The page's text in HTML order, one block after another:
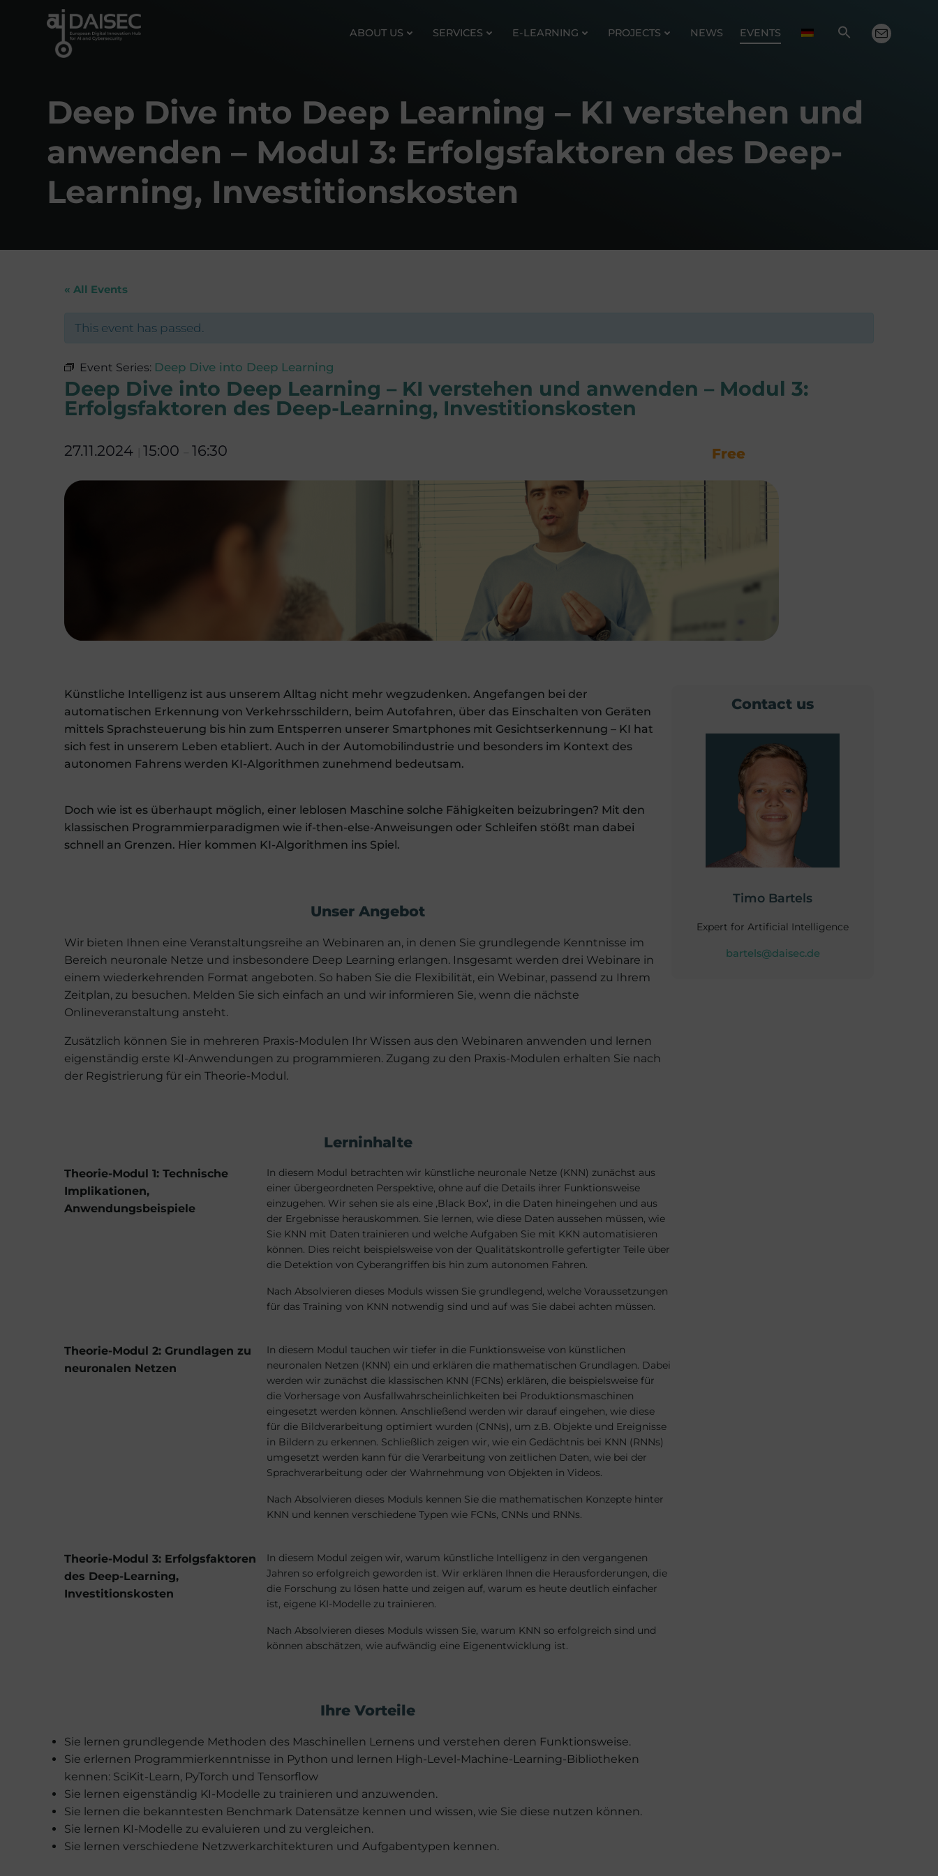
ABOUT US SERVICES E-LEARNING PROJECTS NEWS EVENTS
Deep Dive into Deep Learning – KI verstehen und
anwenden – Modul 3: Erfolgsfaktoren des Deep-
Learning, Investitionskosten
« All Events
This event has passed.
Event Series: Deep Dive into Deep Learning
Deep Dive into Deep Learning – KI verstehen und anwenden – Modul 3:
Erfolgsfaktoren des Deep-Learning, Investitionskosten
27.11.2024 15:00 16:30 Free
Künstliche Intelligenz ist aus unserem Alltag nicht mehr wegzudenken. Angefangen bei der
automatischen Erkennung von Verkehrsschildern, beim Autofahren, über das Einschalten von Geräten
mittels Sprachsteuerung bis hin zum Entsperren unserer Smartphones mit Gesichtserkennung – KI hat
sich fest in unserem Leben etabliert. Auch in der Automobilindustrie und besonders im Kontext des
autonomen Fahrens werden KI-Algorithmen zunehmend bedeutsam.
Doch wie ist es überhaupt möglich, einer leblosen Maschine solche Fähigkeiten beizubringen? Mit den
klassischen Programmierparadigmen wie if-then-else-Anweisungen oder Schleifen stößt man dabei
schnell an Grenzen. Hier kommen KI-Algorithmen ins Spiel.
Unser Angebot
Wir bieten Ihnen eine Veranstaltungsreihe an Webinaren an, in denen Sie grundlegende Kenntnisse im
Bereich neuronale Netze und insbesondere Deep Learning erlangen. Insgesamt werden drei Webinare in
einem wiederkehrenden Format angeboten. So haben Sie die Flexibilität, ein Webinar, passend zu Ihrem
Zeitplan, zu besuchen. Melden Sie sich einfach an und wir informieren Sie, wenn die nächste
Onlineveranstaltung ansteht.
Zusätzlich können Sie in mehreren Praxis-Modulen Ihr Wissen aus den Webinaren anwenden und lernen
eigenständig erste KI-Anwendungen zu programmieren. Zugang zu den Praxis-Modulen erhalten Sie nach
der Registrierung für ein Theorie-Modul.
Lerninhalte
Theorie-Modul 1: Technische
Implikationen,
Anwendungsbeispiele
In diesem Modul betrachten wir künstliche neuronale Netze (KNN) zunächst aus
einer übergeordneten Perspektive, ohne auf die Details ihrer Funktionsweise
einzugehen. Wir sehen sie als eine ‚Black Box‘, in die Daten hineingehen und aus
der Ergebnisse herauskommen. Sie lernen, wie diese Daten aussehen müssen, wie
Sie KNN mit Daten trainieren und welche Aufgaben Sie mit KKN automatisieren
können. Dies reicht beispielsweise von der Qualitätskontrolle gefertigter Teile über
die Detektion von Cyberangriffen bis hin zum autonomen Fahren.
Nach Absolvieren dieses Moduls wissen Sie grundlegend, welche Voraussetzungen
für das Training von KNN notwendig sind und auf was Sie dabei achten müssen.
Theorie-Modul 2: Grundlagen zu
neuronalen Netzen
In diesem Modul tauchen wir tiefer in die Funktionsweise von künstlichen
neuronalen Netzen (KNN) ein und erklären die mathematischen Grundlagen. Dabei
werden wir zunächst die klassischen KNN (FCNs) erklären, die beispielsweise für
die Vorhersage von Ausfallwahrscheinlichkeiten bei Produktionsmaschinen
eingesetzt werden können. Anschließend werden wir darauf eingehen, wie diese
für die Bildverarbeitung optimiert wurden (CNNs), um z.B. Objekte und Ereignisse
in Bildern zu erkennen. Schließlich zeigen wir, wie ein Gedächtnis bei KNN (RNNs)
umgesetzt werden kann für die Verarbeitung von zeitlichen Daten, wie bei der
Sprachverarbeitung oder der Wahrnehmung von Objekten in Videos.
Nach Absolvieren dieses Moduls kennen Sie die mathematischen Konzepte hinter
KNN und kennen verschiedene Typen wie FCNs, CNNs und RNNs.
Theorie-Modul 3: Erfolgsfaktoren
des Deep-Learning,
Investitionskosten
In diesem Modul zeigen wir, warum künstliche Intelligenz in den vergangenen
Jahren so erfolgreich geworden ist. Wir erklären Ihnen die Herausforderungen, die
die Forschung zu lösen hatte und zeigen auf, warum es heute deutlich einfacher
ist, eigene KI-Modelle zu trainieren.
Nach Absolvieren dieses Moduls wissen Sie, warum KNN so erfolgreich sind und
können abschätzen, wie aufwändig eine Eigenentwicklung ist.
Ihre Vorteile
Sie lernen grundlegende Methoden des Maschinellen Lernens und verstehen deren Funktionsweise.
Sie erlernen Programmierkenntnisse in Python und lernen High-Level-Machine-Learning-Bibliotheken
kennen: SciKit-Learn, PyTorch und Tensorflow
Sie lernen eigenständig KI-Modelle zu trainieren und anzuwenden.
Sie lernen die bekanntesten Benchmark Datensätze kennen und wissen, wie Sie diese nutzen können.
Sie lernen KI-Modelle zu evaluieren und zu vergleichen.
Sie lernen verschiedene Netzwerkarchitekturen und Aufgabentypen kennen.
Contact us
Timo Bartels
Expert for Artificial Intelligence
bartels@daisec.de